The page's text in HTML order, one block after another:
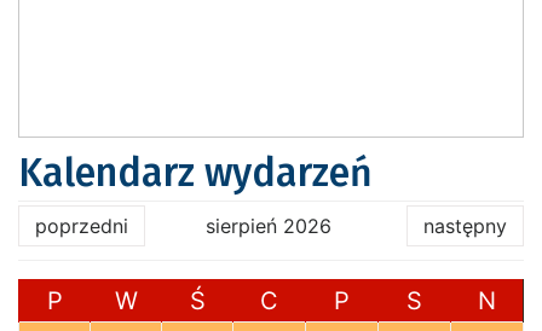
Kalendarz wydarzeń
poprzedni sierpień 2026 następny
P W Ś C P S N